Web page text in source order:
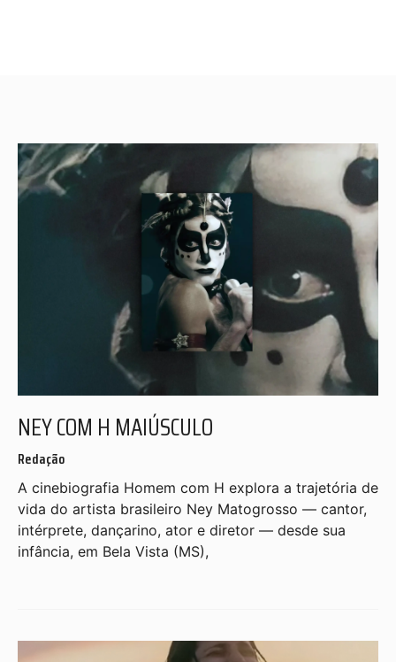
NEY COM H MAIÚSCULO
Redação
A cinebiografia Homem com H explora a trajetória de
vida do artista brasileiro Ney Matogrosso — cantor,
intérprete, dançarino, ator e diretor — desde sua
infância, em Bela Vista (MS),